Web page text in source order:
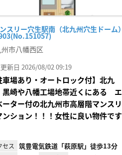
スリー穴生駅南（北九州穴生ドーム）
市八幡西区
新日 2026/08/02 09:19
車場あり・オートロック付】北九
黒崎や八幡工場地帯近くにある エ
ーター付の北九州市高層階マンスリ
ンション！！！女性に良い物件です
セス 筑豊電気鉄道「萩原駅」徒歩13分